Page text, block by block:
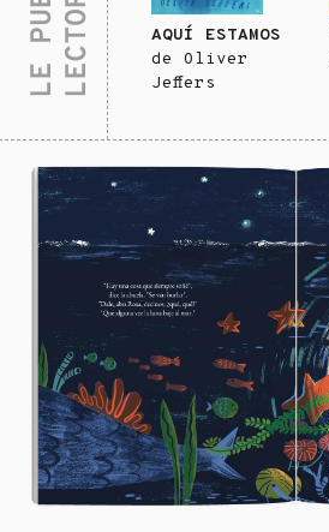
AQUÍ ESTAMOS
de Oliver
Jeffers